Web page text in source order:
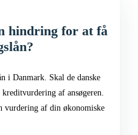
hindring for at få
i Danmark. Skal de danske
af ansøgeren.
vurdering af din økonomiske